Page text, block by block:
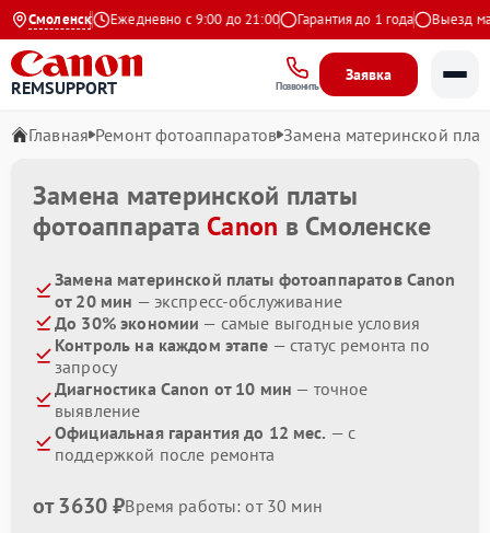
Смоленск
на Яндекс Ежедневно с 9:00 до 21:00 Гарантия до 1 года Выезд
REMSUPPORT Позвонить
Заявка
Главная Ремонт фотоаппаратов Замена материнской
Замена материнской платы
фотоаппарата Canon в Смоленске
Замена материнской платы фотоаппаратов Canon
от 20 мин — экспресс-обслуживание
До 30% экономии — самые выгодные условия
Контроль на каждом этапе — статус ремонта по
запросу
Диагностика Canon от 10 мин — точное
выявление
Официальная гарантия до 12 мес. — с
поддержкой после ремонта
от 3630 ₽Время работы: от 30 мин